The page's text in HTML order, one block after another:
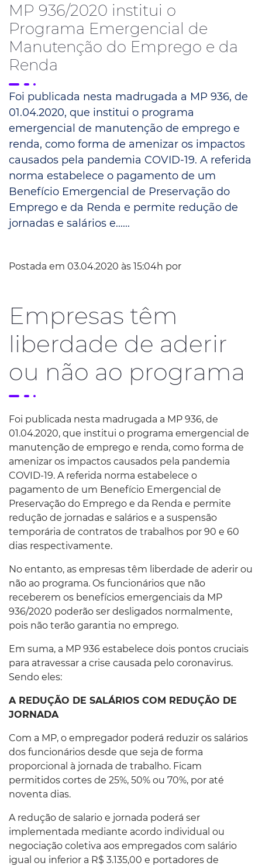
MP 936/2020 institui o
Programa Emergencial de
Manutenção do Emprego e da
Renda
Foi publicada nesta madrugada a MP 936, de
01.04.2020, que institui o programa
emergencial de manutenção de emprego e
renda, como forma de amenizar os impactos
causados pela pandemia COVID-19. A referida
norma estabelece o pagamento de um
Benefício Emergencial de Preservação do
Emprego e da Renda e permite redução de
jornadas e salários e......
Postada em 03.04.2020 às 15:04h por
Empresas têm
liberdade de aderir
ou não ao programa
Foi publicada nesta madrugada a MP 936, de
01.04.2020, que institui o programa emergencial de
manutenção de emprego e renda, como forma de
amenizar os impactos causados pela pandemia
COVID-19. A referida norma estabelece o
pagamento de um Benefício Emergencial de
Preservação do Emprego e da Renda e permite
redução de jornadas e salários e a suspensão
temporária de contratos de trabalhos por 90 e 60
dias respectivamente.
No entanto, as empresas têm liberdade de aderir ou
não ao programa. Os funcionários que não
receberem os benefícios emergenciais da MP
936/2020 poderão ser desligados normalmente,
pois não terão garantia no emprego.
Em suma, a MP 936 estabelece dois pontos cruciais
para atravessar a crise causada pelo coronavirus.
Sendo eles:
A REDUÇÃO DE SALÁRIOS COM REDUÇÃO DE
JORNADA
Com a MP, o empregador poderá reduzir os salários
dos funcionários desde que seja de forma
proporcional à jornada de trabalho. Ficam
permitidos cortes de 25%, 50% ou 70%, por até
noventa dias.
A redução de salario e jornada poderá ser
implementada mediante acordo individual ou
negociação coletiva aos empregados com salário
igual ou inferior a R$ 3.135,00 e portadores de